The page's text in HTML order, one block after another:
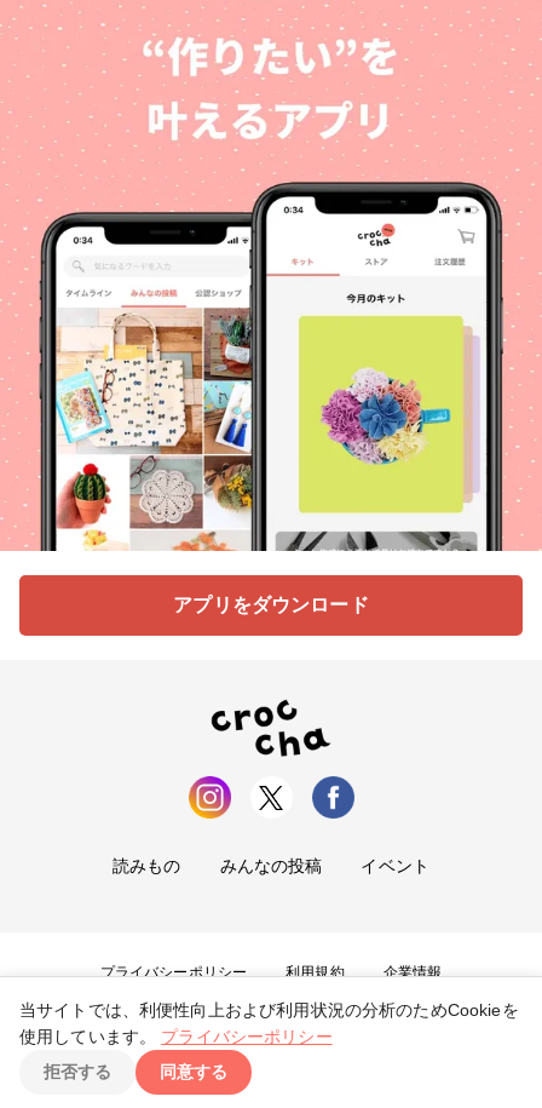
アプリをダウンロード
読みもの みんなの投稿 イベント
プライバシーポリシー 利用規約 企業情報
お問い合わせ
Copyright ©2026tryangle Co., Ltd. All Rights Reserved.
当サイトでは、利便性向上および利用状況の分析のためCookieを
使用しています。
プライバシーポリシー
拒否する
同意する